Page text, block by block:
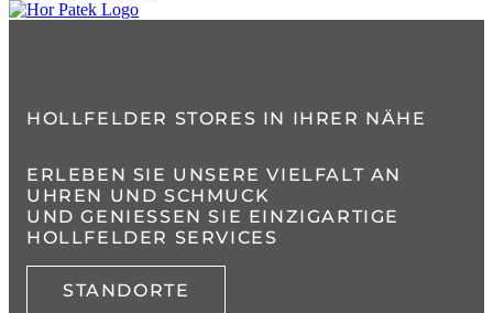
HOLLFELDER STORES IN IHRER NÄHE
ERLEBEN SIE UNSERE VIELFALT AN
UHREN UND SCHMUCK
UND GENIESSEN SIE EINZIGARTIGE H
OLLFELDER SERVICES
STANDORTE